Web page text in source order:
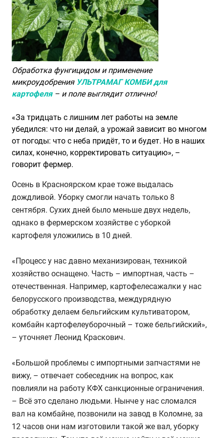
Обработка фунгицидом и применение
микроудобрения УЛЬТРАМАГ КОМБИ для
картофеля– и поле выглядит отлично!
«За тридцать с лишним лет работы на земле
убедился: что ни делай, а урожай зависит во многом
от погоды: что с неба придёт, то и будет. Но в наших
силах, конечно, корректировать ситуацию», –
говорит фермер.
Осень в Красноярском крае тоже выдалась
дождливой. Уборку смогли начать только 8
сентября. Сухих дней было меньше двух недель,
однако в фермерском хозяйстве с уборкой
картофеля уложились в 10 дней.
«Процесс у нас давно механизирован, техникой
хозяйство оснащено. Часть – импортная, часть –
отечественная. Например, картофелесажалки у нас
белорусского производства, междурядную
обработку делаем бельгийским культиватором,
комбайн картофелеуборочный – тоже бельгийский»,
– уточняет Леонид Краскович.
«Большой проблемы с импортными запчастями не
вижу, – отвечает собеседник на вопрос, как
повлияли на работу КФХ санкционные ограничения.
– Всё это сделано людьми. Нынче у нас сломался
вал на комбайне, позвонили на завод в Коломне, за
12 часов они нам изготовили такой же вал, уборку